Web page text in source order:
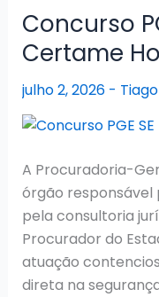
2026:
Convocações
em
andamento
Concurso
Certame
julho 2, 2026 -
A Procuradoria-
órgão responsável
pela consultoria
Procurador do
atuação
direta na